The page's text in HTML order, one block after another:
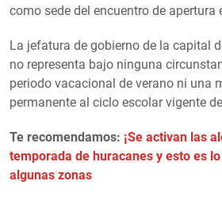
como sede del encuentro de apertura
La jefatura de gobierno de la capital
no representa bajo ninguna
periodo vacacional de verano ni una
permanente al ciclo escolar vigente de
Te recomendamos: ¡Se activan las
temporada de huracanes y esto es
algunas zonas